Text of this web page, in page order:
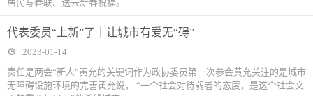
居民写春联、送去新春祝福。
代表委员“上新”了｜让城市有爱无“碍”
2023-01-14
责任是两会“新人”黄允的关键词作为政协委员第一次参会黄允关注的是城市
无障碍设施环境的完善黄允说， “一个社会对待弱者的态度，是这个社会文